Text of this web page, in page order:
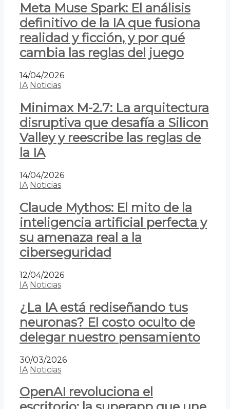
Meta Muse Spark: El análisis
definitivo de la IA que fusiona
realidad y ficción, y por qué
cambia las reglas del juego
14/04/2026
IA Noticias
Minimax M-2.7: La arquitectura
disruptiva que desafía a Silicon
Valley y reescribe las reglas de
la IA
14/04/2026
IA Noticias
Claude Mythos: El mito de la
inteligencia artificial perfecta y
su amenaza real a la
ciberseguridad
12/04/2026
IA Noticias
¿La IA está rediseñando tus
neuronas? El costo oculto de
delegar nuestro pensamiento
30/03/2026
IA Noticias
OpenAI revoluciona el